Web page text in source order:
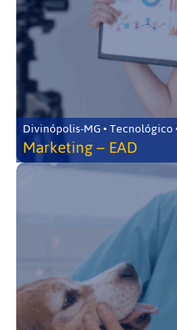
Divinópolis-MG • Tecnológico
Marketing – EAD